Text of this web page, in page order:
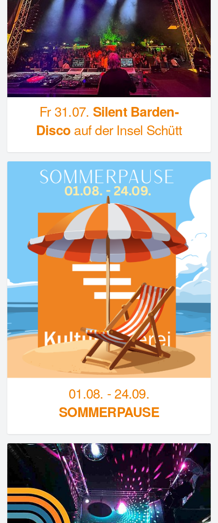
Fr 31.07. Silent Barden-
Disco auf der Insel Schütt
01.08. - 24.09.
SOMMERPAUSE